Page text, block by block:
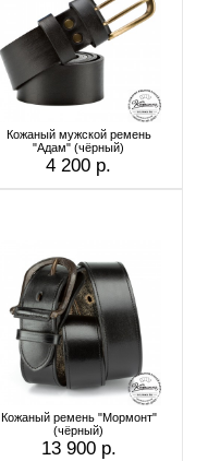
Кожаный мужской ремень
"Адам" (чёрный)
4 200 р.
Кожаный ремень "Мормонт"
(чёрный)
13 900 р.